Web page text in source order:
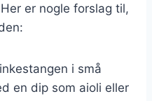
er nogle forslag til,
i små
en dip som aioli eller